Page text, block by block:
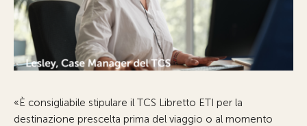
«È consigliabile stipulare il TCS Libretto ETI per la
destinazione prescelta prima del viaggio o al momento